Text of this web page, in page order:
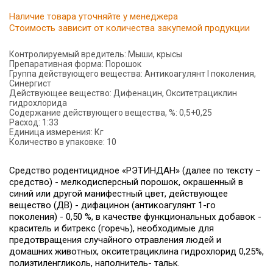
Наличие товара уточняйте у менеджера
Стоимость зависит от количества закупемой продукции
Контролируемый вредитель: Мыши, крысы
Препаративная форма: Порошок
Группа действующего вещества: Антикоагулянт I поколения,
Синергист
Действующее вещество: Дифенацин, Окситетрациклин
гидрохлорида
Содержание действующего вещества, %: 0,5+0,25
Расход: 1:33
Единица измерения: Кг
Количество в упаковке: 10
Средство родентицидное «РЭТИНДАН» (далее по тексту –
средство) - мелкодисперсный порошок, окрашенный в
синий или другой манифестный цвет, действующее
вещество (ДВ) - дифацинон (антикоагулянт 1-го
поколения) - 0,50 %, в качестве функциональных добавок -
краситель и битрекс (горечь), необходимые для
предотвращения случайного отравления людей и
домашних животных, окситетрациклина гидрохлорид 0,25%,
полиэтиленгликоль, наполнитель- тальк.